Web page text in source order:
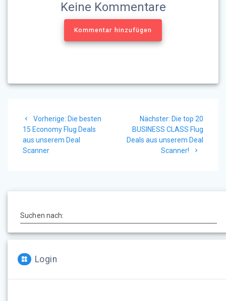
Keine Kommentare
Kommentar hinzufügen
Vorherige: Vorheriger
Beitrag:
Die besten
15 Economy Flug Deals
aus unserem Deal
Scanner
Nächster: Nächster
Beitrag:
Die top 20
BUSINESS CLASS Flug
Deals aus unserem Deal
Scanner!
Suchen nach:
Login